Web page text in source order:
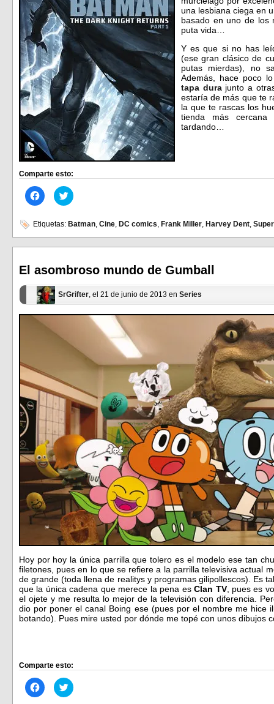
una lesbiana ciega en
basado en uno de los
puta vida…
Y es que si no has
(ese gran clásico de
putas mierdas), no
Además, hace poco
tapa durajunto a
estaría de más que te
la que te rascas los
tienda más
tardando…
Comparte esto:
Haz
clic
en
Facebook
(Se
abre
ventana
nueva)
Haz
clic
en
(Se
abre
ventana
nueva)
Etiquetas: Batman, Cine, DC comics, Frank Miller, Harvey Dent,
El asombroso mundo de Gumball
SrGrifter, el 21 de junio de 2013 en Series
Hoy por hoy la única parrilla que tolero es el modelo ese tan
filetones, pues en lo que se refiere a la parrilla televisiva actual
de grande (toda llena de realitys y programas gilipollescos). Es
que la única cadena que merece la pena esClan TV, pues es
el ojete y me resulta lo mejor de la televisión con diferencia.
dio por poner el canal Boing ese (pues por el nombre me hice
botando). Pues mire usted por dónde me topé con unos dibujos
Comparte esto:
Haz
clic
Haz
clic